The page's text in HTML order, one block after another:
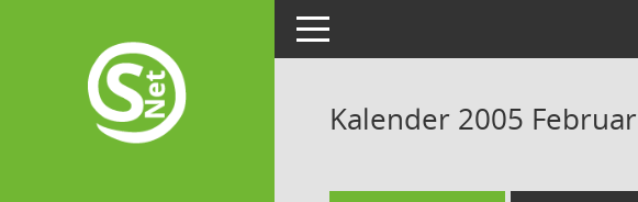
Toggle navigation
Kalender 2005 Februar